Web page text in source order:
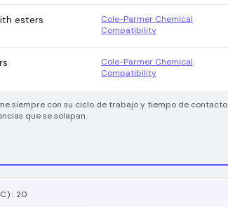
esters
Cole-Parmer Chemical
Compatibility
Cole-Parmer Chemical
Compatibility
siempre con su ciclo de trabajo y tiempo de contacto
que se solapan.
20